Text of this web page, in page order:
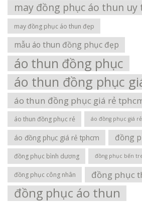
may đồng phục áo thun uy
may đồng phục áo thun đẹp
mẫu áo thun đồng phục đẹp
áo thun đồng phục
áo thun đồng phục
áo thun đồng phục giá rẻ
áo thun đồng phục rẻ áo đồng phục giá rẻ
áo đồng phục giá rẻ tphcm đồng
đồng phục bình dương đồng phục bến
đồng phục công nhân đồng phục
đồng phục áo thun